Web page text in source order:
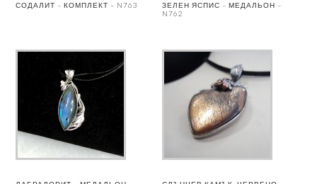
СОДАЛИТ – КОМПЛЕКТ – N763
ЗЕЛЕН ЯСПИС – МЕДАЛЬОН –
N762